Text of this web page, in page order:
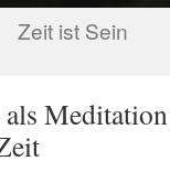
Zeit ist Sein